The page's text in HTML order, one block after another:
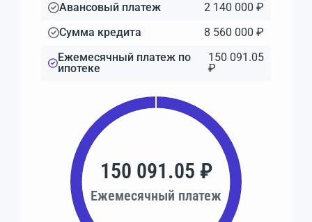
Авансовый платеж
2 140 000 ₽
Сумма кредита
8 560 000 ₽
Ежемесячный платеж по
ипотеке
150 091.05
₽
150 091.05 ₽
Ежемесячный платеж